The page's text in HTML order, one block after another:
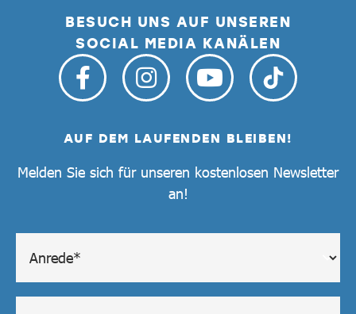
BESUCH UNS AUF UNSEREN
SOCIAL MEDIA KANÄLEN
AUF DEM LAUFENDEN BLEIBEN!
Melden Sie sich für unseren kostenlosen Newsletter
an!